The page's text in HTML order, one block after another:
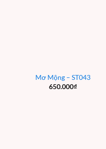
Mơ Mộng – ST043
650.000₫